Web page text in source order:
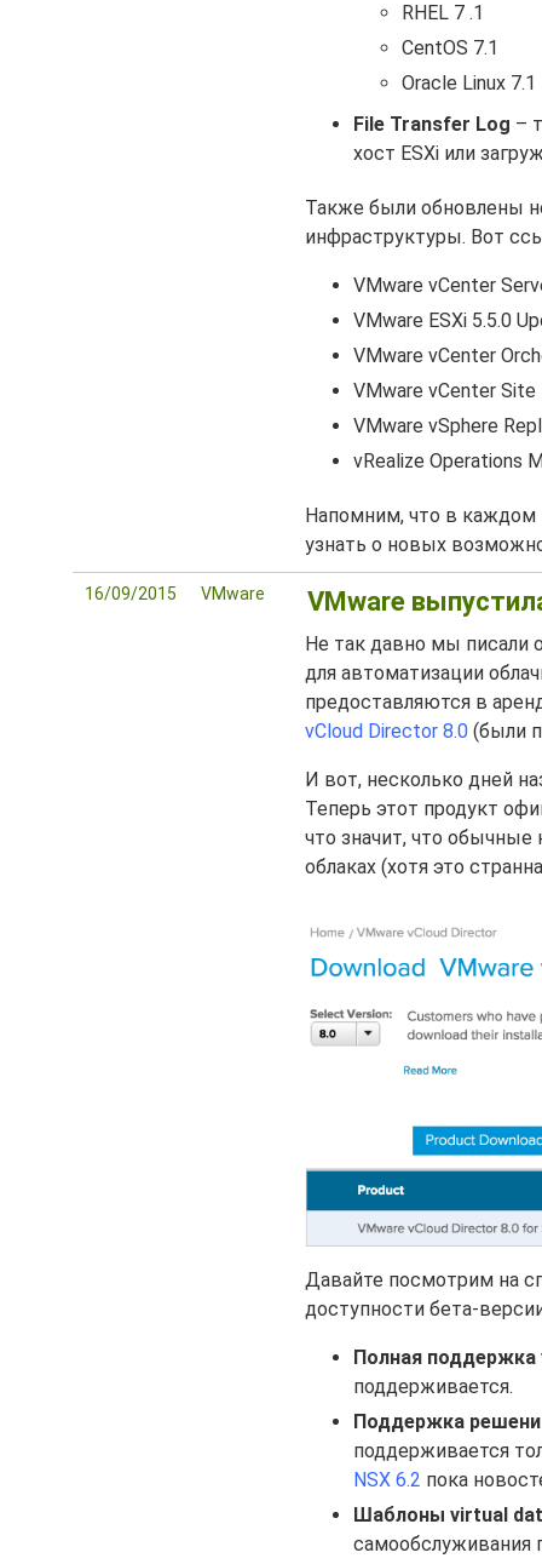
RHEL 7 .1
CentOS 7.1
Oracle Linux 7.1
File Transfer Log –
хост ESXi или
Также были обновлены
инфраструктуры. Вот
VMware vCenter
VMware ESXi 5.5.0
VMware vCenter
VMware vCenter Site
VMware vSphere
vRealize Operations
Напомним, что в каждом
узнать о новых
16/09/2015 VMware VMware
Не так давно мы писали
для автоматизации
предоставляются в
vCloud Director 8.0 (были
И вот, несколько дней
Теперь этот продукт
что значит, что
облаках (хотя это
Давайте посмотрим на
доступности бета-
Полная поддержка
поддерживается.
Поддержка
поддерживается
NSX 6.2 пока
Шаблоны virtual
самообслуживания